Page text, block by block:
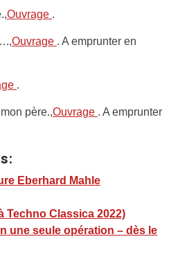
Ouvrage .
Ouvrage . A emprunter en
.
père.,Ouvrage . A emprunter
Eberhard Mahle
Techno Classica 2022)
une seule opération – dès le